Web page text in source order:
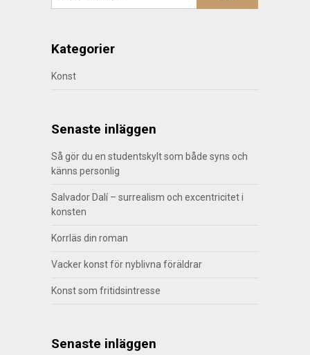
Kategorier
Konst
Senaste inläggen
Så gör du en studentskylt som både syns och
känns personlig
Salvador Dalí – surrealism och excentricitet i
konsten
Korrläs din roman
Vacker konst för nyblivna föräldrar
Konst som fritidsintresse
Senaste inläggen